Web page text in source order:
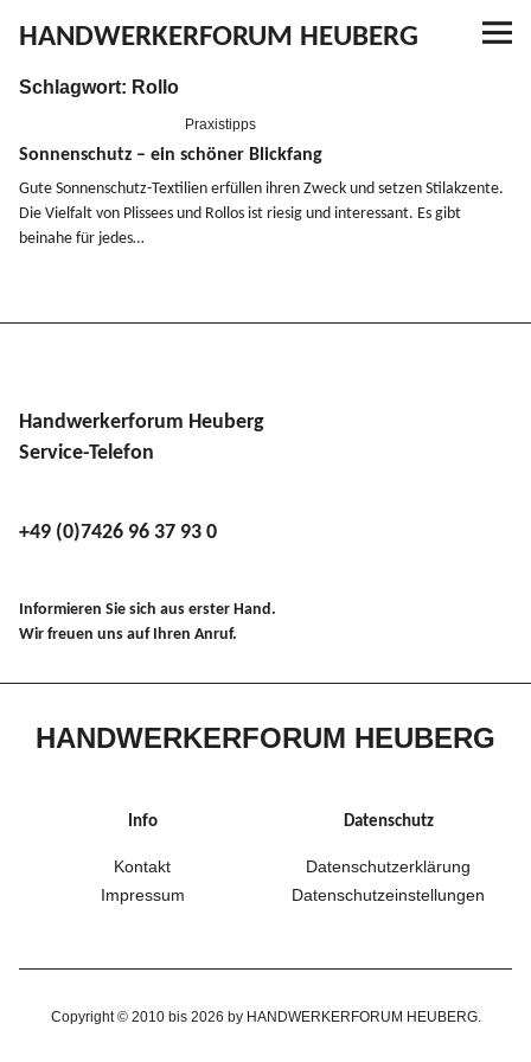
HANDWERKERFORUM HEUBERG
Referenzen
Ausbildung
Aktuelles
Schlagwort: Rollo
Praxistipps
Sonnenschutz – ein schöner Blickfang
Gute Sonnen­­schutz-Textilien erfüllen ihren Zweck und setzen Stilak­zente.
Die Vielfalt von Plissees und Rollos ist riesig und inter­essant. Es gibt
beinahe für jedes…
Handwerkerforum Heuberg
Service-Telefon
+49 (0)7426 96 37 93 0
Informieren Sie sich aus erster Hand.
Wir freuen uns auf Ihren Anruf.
HANDWERKERFORUM HEUBERG
Info
Kontakt
Impressum
Datenschutz
Datenschutzerklärung
Datenschutzeinstellungen
Copyright © 2010 bis 2026 by HANDWERKERFORUM HEUBERG